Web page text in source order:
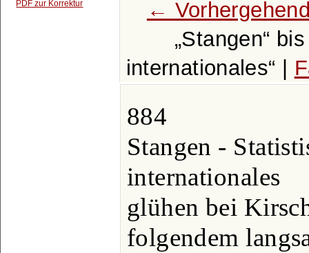
PDF zur Korrektur
←
Stangen
internationales
884
Stangen -
internationales
glühen bei
folgendem